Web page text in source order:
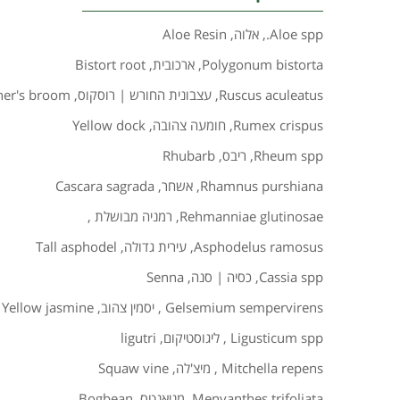
Aloe spp.
, אלוה,
Aloe Resin
Polygonum bistorta
, ארכובית,
Bistort root
Ruscus aculeatus
, עצבונית החורש | רוסקוס,
broom
Rumex crispus
, חומעה צהובה,
Yellow dock
Rheum spp
, ריבס,
Rhubarb
Rhamnus purshiana
, אשחר,
Cascara sagrada
Rehmanniae glutinosae
, רמניה מבושלת ,
Asphodelus ramosus
, עירית גדולה,
Tall asphodel
Cassia spp
, כסיה | סנה,
Senna
Gelsemium sempervirens
, יסמין צהוב,
Yellow jasmine
Ligusticum spp
, ליגוסטיקום,
ligutri
Mitchella repens
, מיצ'לה,
Squaw vine